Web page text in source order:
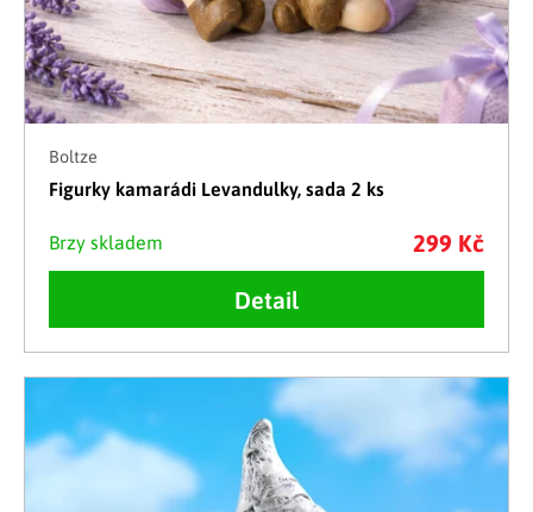
Boltze
Figurky kamarádi Levandulky, sada 2 ks
Brzy skladem 299 Kč
Detail